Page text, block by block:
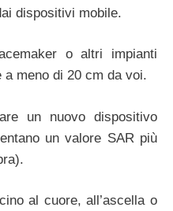
dispositivi mobile.
o altri impianti
meno di 20 cm da voi.
un nuovo dispositivo
un valore SAR più
al cuore, all’ascella o